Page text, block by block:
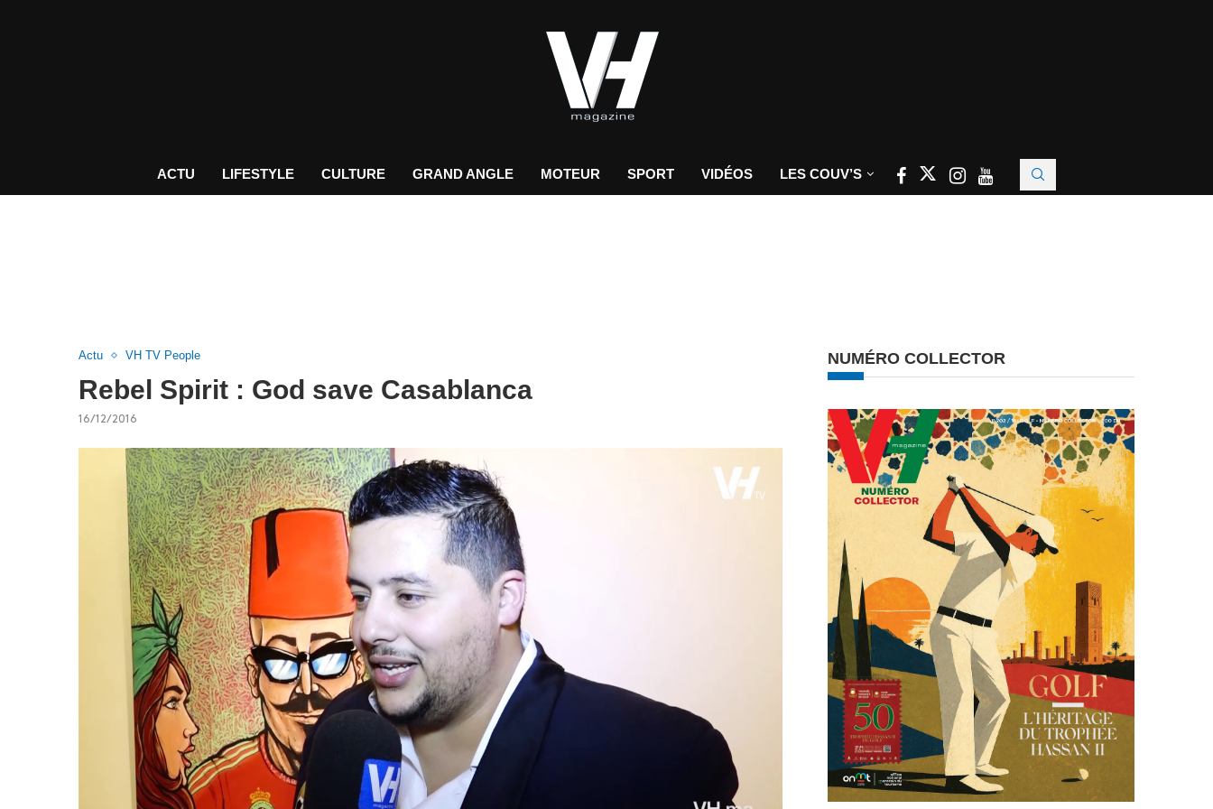
ACTU LIFESTYLE CULTURE GRAND ANGLE MOTEUR SPORT VIDÉOS LES COUV’S
Actu VH TV People
Rebel Spirit : God save Casablanca
16/12/2016
NUMÉRO COLLECTOR